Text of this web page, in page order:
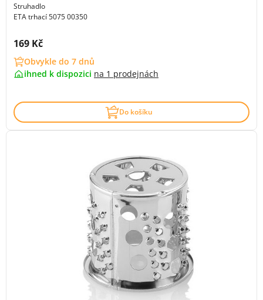
Struhadlo
ETA trhací 5075 00350
Cena s DPH:
169 Kč
Obvykle do 7 dnů
ihned k dispozici na 1 prodejnách
Do košíku